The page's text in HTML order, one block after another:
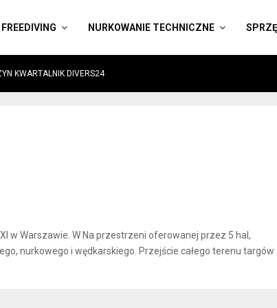
FREEDIVING NURKOWANIE TECHNICZNE
KWARTALNIK DIVERS24
w Warszawie. W Na przestrzeni oferowanej przez 5 hal,
nurkowego i wędkarskiego. Przejście całego terenu targów